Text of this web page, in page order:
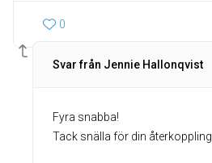
0
Svar från Jennie Hallonqvist
Fyra snabba!
Tack snälla för din